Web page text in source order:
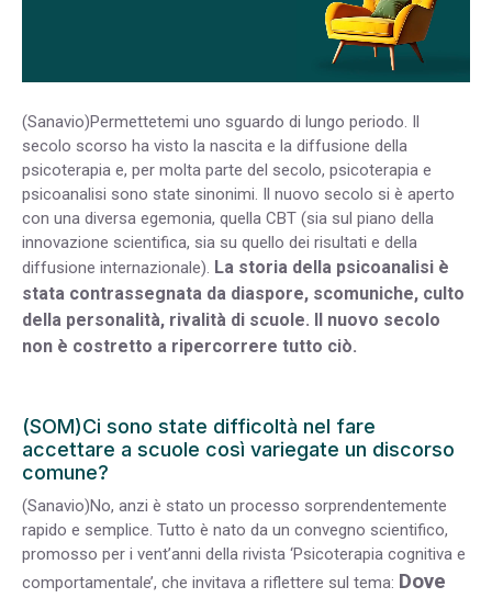
(Sanavio)Permettetemi uno sguardo di lungo periodo. Il
secolo scorso ha visto la nascita e la diffusione della
psicoterapia e, per molta parte del secolo, psicoterapia e
psicoanalisi sono state sinonimi. Il nuovo secolo si è aperto
con una diversa egemonia, quella CBT (sia sul piano della
innovazione scientifica, sia su quello dei risultati e della
diffusione internazionale). La storia della psicoanalisi è
stata contrassegnata da diaspore, scomuniche, culto
della personalità, rivalità di scuole. Il nuovo secolo
non è costretto a ripercorrere tutto ciò.
(SOM)Ci sono state difficoltà nel fare
accettare a scuole così variegate un discorso
comune?
(Sanavio)No, anzi è stato un processo sorprendentemente
rapido e semplice. Tutto è nato da un convegno scientifico,
promosso per i vent’anni della rivista ‘Psicoterapia cognitiva e
comportamentale’, che invitava a riflettere sul tema: Dove